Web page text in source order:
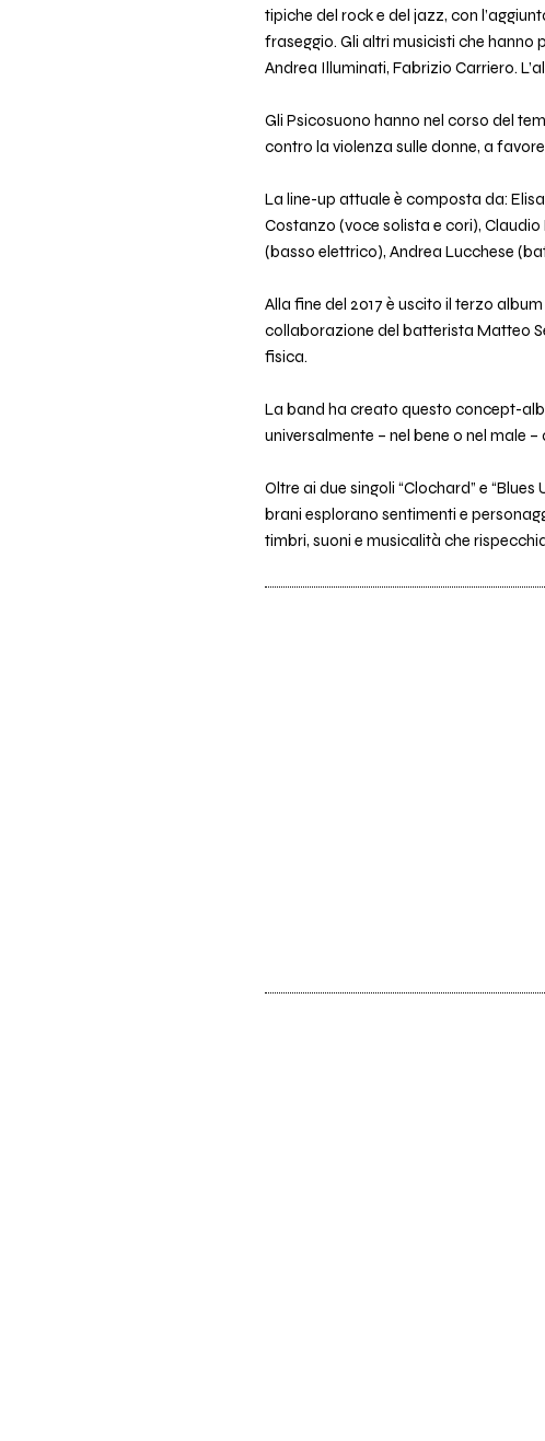
tipiche del rock e del jazz, con
fraseggio. Gli altri musicisti che
Andrea Illuminati, Fabrizio Carriero.
Gli Psicosuono hanno nel corso del
contro la violenza sulle donne, a
La line-up attuale è composta da:
Costanzo (voce solista e cori),
(basso elettrico), Andrea Lucchese
Alla fine del 2017 è uscito il terzo
collaborazione del batterista Matteo
fisica.
La band ha creato questo concept-
universalmente – nel bene o nel male
Oltre ai due singoli “Clochard” e
brani esplorano sentimenti e
timbri, suoni e musicalità che